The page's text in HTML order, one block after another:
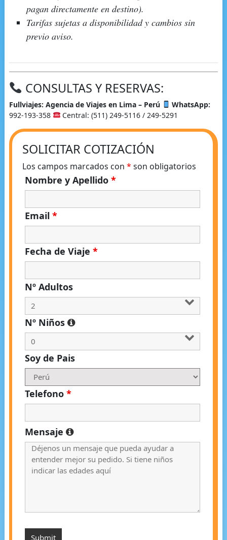
pagan directamente en destino).
Tarifas sujetas a disponibilidad y cambios sin
previo aviso.
CONSULTAS Y RESERVAS:
Fullviajes: Agencia de Viajes en Lima – Perú
WhatsApp:
992-193-358
Central: (511) 249-5116 / 249-5291
SOLICITAR COTIZACIÓN
Los campos marcados con * son obligatorios
Nombre y Apellido *
Email *
Fecha de Viaje *
Nº Adultos
Nº Niños
Soy de Pais
Telefono *
Mensaje